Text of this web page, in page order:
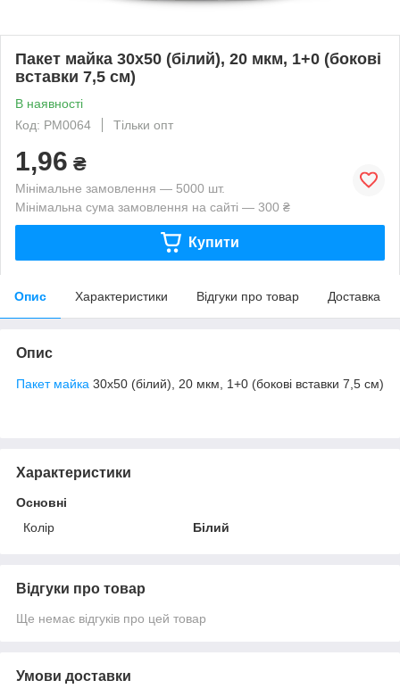
Пакет майка 30х50 (білий), 20 мкм, 1+0 (бокові
вставки 7,5 см)
В наявності
Код: PM0064
Тільки опт
1,96 ₴
Мінімальне замовлення — 5000 шт.
Мінімальна сума замовлення на сайті — 300 ₴
Купити
Опис Характеристики Відгуки про товар Доставка
Опис
Пакет майка 30х50 (білий), 20 мкм, 1+0 (бокові вставки 7,5 см)
Характеристики
Основні
Колір
Білий
Відгуки про товар
Ще немає відгуків про цей товар
Умови доставки